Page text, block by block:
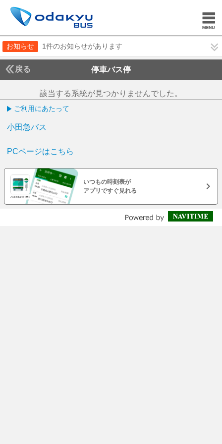
お知らせ 1件のお知らせがあります
戻る 停車バス停
該当する系統が見つかりませんでした。
ご利用にあたって
小田急バス
PCページはこちら
いつもの時刻表が
アプリですぐ見れる